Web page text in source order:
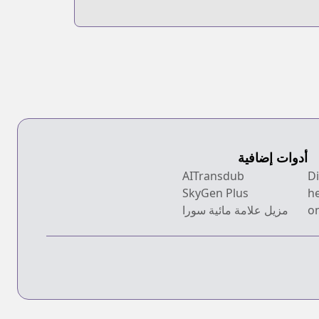
أدوات إضافية
AITransdub
SkyGen Plus
مزيل علامة مائية سورا